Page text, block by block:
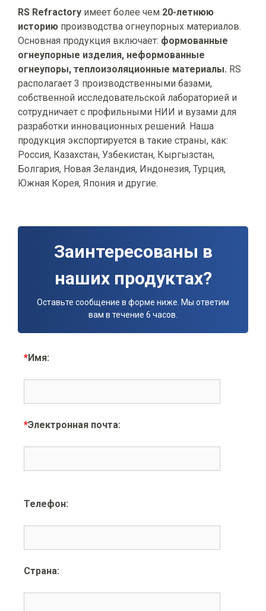
RS Refractory имеет более чем 20-летнюю
историю производства огнеупорных материалов.
Основная продукция включает: формованные
огнеупорные изделия, неформованные
огнеупоры, теплоизоляционные материалы. RS
располагает 3 производственными базами,
собственной исследовательской лабораторией и
сотрудничает с профильными НИИ и вузами для
разработки инновационных решений. Наша
продукция экспортируется в такие страны, как:
Россия, Казахстан, Узбекистан, Кыргызстан,
Болгария, Новая Зеландия, Индонезия, Турция,
Южная Корея, Япония и другие.
Заинтересованы в
наших продуктах?
Оставьте сообщение в форме ниже. Мы ответим
вам в течение 6 часов.
*Имя:
*Электронная почта:
Телефон:
Страна: